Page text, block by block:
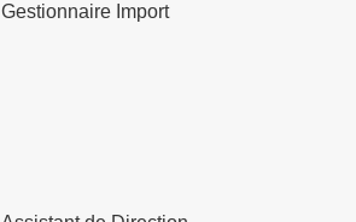
Gestionnaire Import